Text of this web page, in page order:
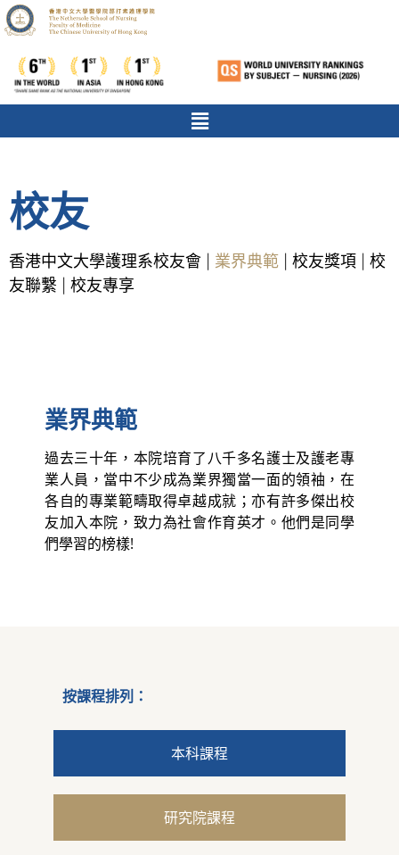
校友
香港中文大學護理系校友會 業界典範 校友獎項
校
友聯繫
校友專享
業界典範
過去三十年，本院培育了八千多名護士及護老專
業人員，當中不少成為業界獨當一面的領袖，在
各自的專業範疇取得卓越成就；亦有許多傑出校
友加入本院，致力為社會作育英才。他們是同學
們學習的榜樣!
按課程排列：
本科課程
研究院課程